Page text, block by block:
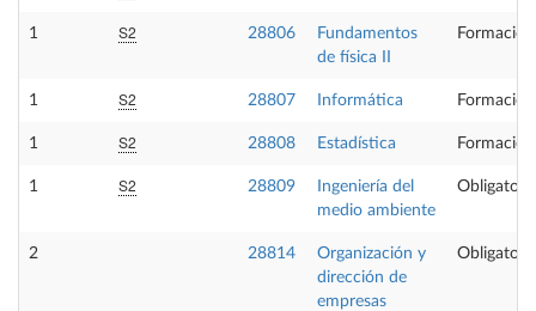
1 S2 28806
Fundamentos
de física II
1 S2 28807 Informática
1 S2 28808 Estadística
1 S2 28809
Ingeniería del
medio ambiente
Obligatoria
2 28814
Organización y
dirección de
empresas
Obligatoria